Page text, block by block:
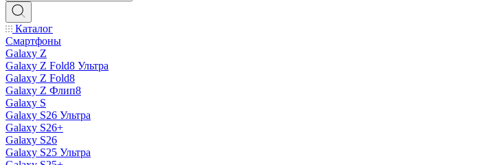
Каталог
Смартфоны
Galaxy Z
Galaxy Z Fold8 Ультра
Galaxy Z Fold8
Galaxy Z Флип8
Galaxy S
Galaxy S26 Ультра
Galaxy S26+
Galaxy S26
Galaxy S25 Ультра